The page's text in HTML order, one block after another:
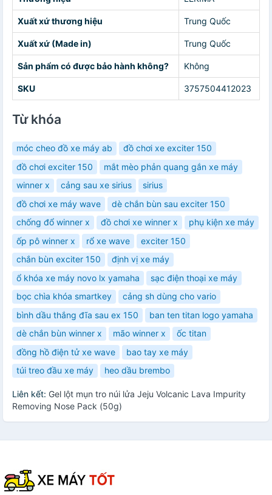
Xuất xứ thương hiệu Trung Quốc
Xuất xứ (Made in) Trung Quốc
Sản phẩm có được bảo hành không? Không
SKU 3757504412023
Từ khóa
móc cheo đồ xe máy ab
đồ chơi xe exciter 150
đồ chơi exciter 150
mắt mèo phản quang gắn xe máy
winner x
cảng sau xe sirius
sirius
đồ chơi xe máy wave
dè chắn bùn sau exciter 150
chống đổ winner x
đồ chơi xe winner x
phụ kiện xe máy
ốp pô winner x
rổ xe wave
exciter 150
chắn bùn exciter 150
định vị xe máy
ổ khóa xe máy novo lx yamaha
sạc điện thoại xe máy
bọc chìa khóa smartkey
cảng sh dùng cho vario
bình dầu thắng đĩa sau ex 150
ban ten titan logo yamaha
dè chắn bùn winner x
mão winner x
ốc titan
đồng hồ điện tử xe wave
bao tay xe máy
túi treo đầu xe máy
heo dầu brembo
Liên kết: Gel lột mụn tro núi lửa Jeju Volcanic Lava Impurity
Removing Nose Pack (50g)